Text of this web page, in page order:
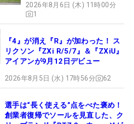
2026年8月6日 (木) 11時00分
1
『4』が消え『R』が加わった！ ス
リクソン『ZXi R/5/7』＆『ZXiU』
アイアンが9月12日デビュー
2026年8月5日 (水) 17時56分 62
選手は“長く使える”点をべた褒め！
創業者復帰でソールを見直した、ク